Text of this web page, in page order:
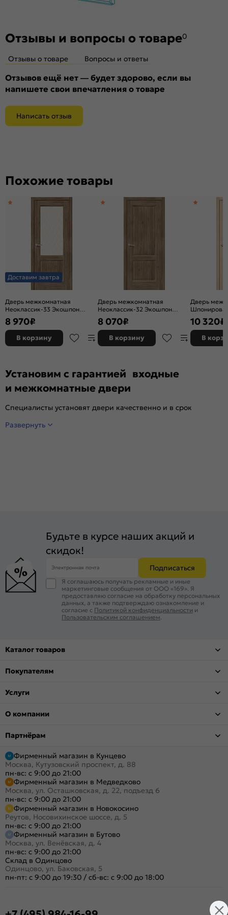
Отзывы и вопросы о товаре0
Отзывы о товаре Вопросы и ответы
Отзывов ещё нет — будет здорово, если вы
напишете свои впечатления о товаре
Написать отзыв
Похожие товары
Доставим завтра
Дверь межкомнатная
Неоклассик-33 Экошпон
Original Oak, остекленная,
white сrystal, кромка нет,
филенчатая
8 970₽
В корзину
Дверь межкомнатная
Неоклассик-32 Экошпон
Original Oak, глухая, кромка
нет, филенчатая
8 070₽
В корзину
Дверь
щитовая
10 320₽
В
Установим с гарантией входные
и межкомнатные двери
Специалисты установят двери качественно и в срок
Развернуть
Будьте в курсе наших акций и
скидок!
Электронная почта Подписаться
Я соглашаюсь получать рекламные и иные
маркетинговые сообщения от ООО «169». Я
предоставляю согласие на обработку персональных
данных, а также подтверждаю ознакомление и
согласие с Политикой конфиденциальности и
Пользовательским соглашением
Каталог товаров
Покупателям
Услуги
О компании
Партнёрам
Фирменный магазин в Кунцево
Москва, Кутузовский проспект, д. 88
пн-вс: с 9:00 до 21:00
Фирменный магазин в Медведково
Москва, ул. Осташковская, д. 22, подъезд 6
пн-вс: с 9:00 до 21:00
Фирменный магазин в Новокосино
Реутов, Носовихинское шоссе, д. 5
пн-вс: с 9:00 до 21:00
Фирменный магазин в Бутово
Москва, ул. Венёвская, д. 4
пн-вс: с 9:00 до 21:00
Склад в Одинцово
Одинцово, ул. Баковская, 5
пн-пт: с 9:00 до 19:30 / сб-вс: с 9:00 до 18:00